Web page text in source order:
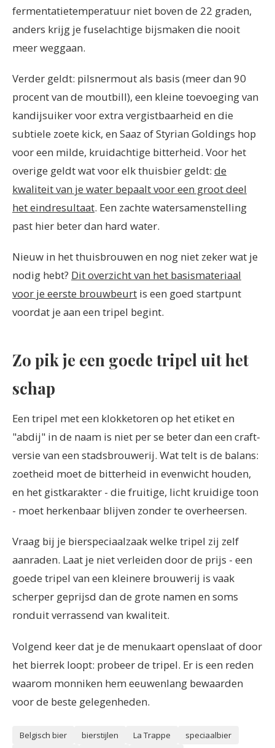
fermentatietemperatuur niet boven de 22 graden,
anders krijg je fuselachtige bijsmaken die nooit
meer weggaan.
Verder geldt: pilsnermout als basis (meer dan 90
procent van de moutbill), een kleine toevoeging van
kandijsuiker voor extra vergistbaarheid en die
subtiele zoete kick, en Saaz of Styrian Goldings hop
voor een milde, kruidachtige bitterheid. Voor het
overige geldt wat voor elk thuisbier geldt: de
kwaliteit van je water bepaalt voor een groot deel
het eindresultaat. Een zachte watersamenstelling
past hier beter dan hard water.
Nieuw in het thuisbrouwen en nog niet zeker wat je
nodig hebt? Dit overzicht van het basismateriaal
voor je eerste brouwbeurt is een goed startpunt
voordat je aan een tripel begint.
Zo pik je een goede tripel uit het
schap
Een tripel met een klokketoren op het etiket en
"abdij" in de naam is niet per se beter dan een craft-
versie van een stadsbrouwerij. Wat telt is de balans:
zoetheid moet de bitterheid in evenwicht houden,
en het gistkarakter - die fruitige, licht kruidige toon
- moet herkenbaar blijven zonder te overheersen.
Vraag bij je bierspeciaalzaak welke tripel zij zelf
aanraden. Laat je niet verleiden door de prijs - een
goede tripel van een kleinere brouwerij is vaak
scherper geprijsd dan de grote namen en soms
ronduit verrassend van kwaliteit.
Volgend keer dat je de menukaart openslaat of door
het bierrek loopt: probeer de tripel. Er is een reden
waarom monniken hem eeuwenlang bewaarden
voor de beste gelegenheden.
Belgisch bier bierstijlen La Trappe
speciaalbier